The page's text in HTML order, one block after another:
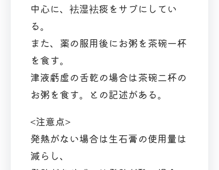
中心に、袪湿袪痰をサブにしてい
る。
また、薬の服用後にお粥を茶碗一杯
を食す。
津液虧虚の舌乾の場合は茶碗二杯の
お粥を食す。との記述がある。
<注意点>
発熱がない場合は生石膏の使用量は
減らし、